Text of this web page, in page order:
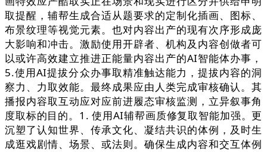
取提醒，辅帮生成合适从题要求的定制化插画、图标、
布景纹理等视觉元素。也对内容出产的现有次序形成庞
大影响和冲击。激励使用开辟者、机构及内容创做者可
以或许高效建立推进正能量内容出产的AI智能体办事，
5.使用AI提拔分众办事取精准触达能力，提拔内容的洞
察力、力取效能。最终成果应由人类完成审核确认。其
播报内容取互动应对应前进履态审核监测，立异叙事角
度取标的目的。1. 使用AI辅帮画质修复取智能加强。更
沉塑了认知世界、传承文化、凝结共识的体例，及时生
成逛戏剧情、场景、或法则。确保生成内容和交互体例